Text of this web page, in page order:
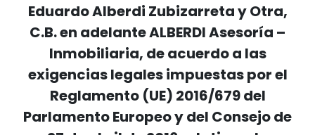
Eduardo Alberdi Zubizarreta y Otra,
C.B. en adelante ALBERDI Asesoría –
Inmobiliaria, de acuerdo a las
exigencias legales impuestas por el
Reglamento (UE) 2016/679 del
Parlamento Europeo y del Consejo de